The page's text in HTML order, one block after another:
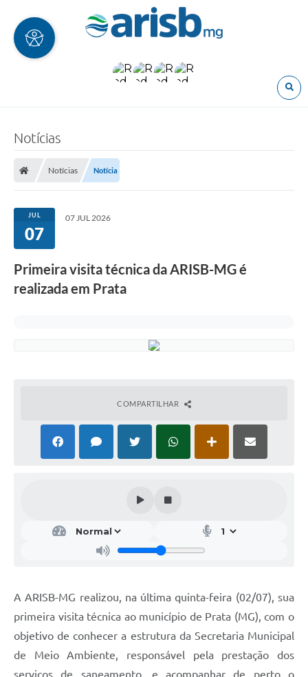
Notícias
Notícias Notícia
JUL
07
07 JUL 2026
Primeira visita técnica da ARISB-MG é
realizada em Prata
COMPARTILHAR
A ARISB-MG realizou, na última quinta-feira (02/07), sua
primeira visita técnica ao município de Prata (MG), com o
objetivo de conhecer a estrutura da Secretaria Municipal
de Meio Ambiente, responsável pela prestação dos
serviços de saneamento, e acompanhar de perto o